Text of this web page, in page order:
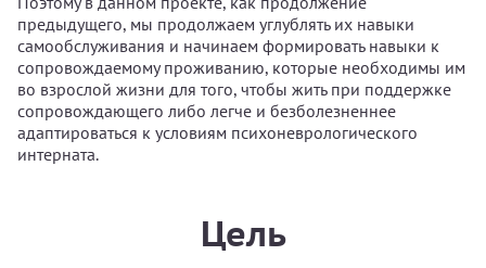
предыдущего, мы продолжаем углублять их навыки
самообслуживания и начинаем формировать навыки к
сопровождаемому проживанию, которые необходимы им
во взрослой жизни для того, чтобы жить при поддержке
сопровождающего либо легче и безболезненнее
адаптироваться к условиям психоневрологического
интерната.
Цель